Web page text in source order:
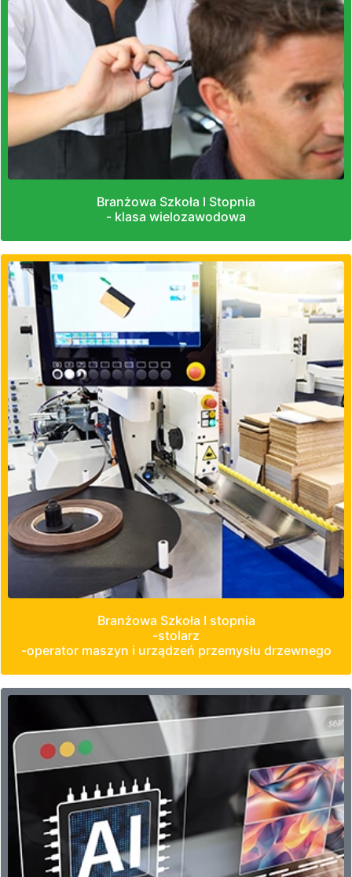
Branżowa Szkoła I Stopnia
- klasa wielozawodowa
Branżowa Szkoła I stopnia
-stolarz
-operator maszyn i urządzeń przemysłu drzewnego